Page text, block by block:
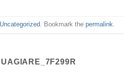
Uncategorized. Bookmark the permalink.